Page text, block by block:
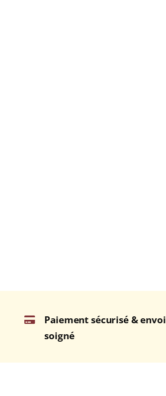
Paiement sécurisé & envoi
soigné